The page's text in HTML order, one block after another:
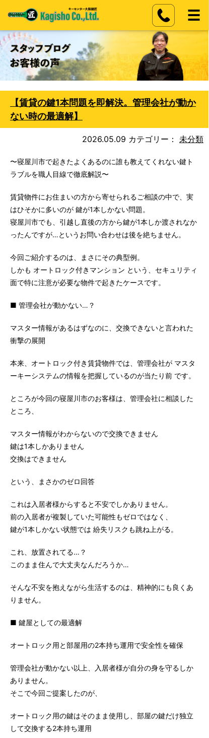
【賃貸の鍵1本問題を即解決。管理会社が動か
ない時の最適解】
2026.05.09 カテゴリー： 未分類
〜寝屋川市で起きたよくあるのに誰も教えてくれない鍵ト
ラブルを職人目線で徹底解説〜
賃貸物件にお住まいの方から寄せられるご相談の中で、実
はひそかに多いのが 鍵が1本しかない問題。
寝屋川市でも、引越し直後の方から鍵が1本しか渡されなか
ったんですが…というお問い合わせは後を絶ちません。
今回ご紹介するのは、まさにその典型例。
しかも オートロック付きマンション という、セキュリティ
面で特に注意が必要な物件で起きたケースです。
■ 管理会社が動かない…？
マスター情報があるはずなのに、交換できないと言われた
衝撃の展開
本来、オートロック付き賃貸物件では、管理会社が マスタ
ーキーシステムの情報を把握しているのが当たり前 です。
ところが今回の寝屋川市のお客様は、管理会社に相談した
ところ、
マスター情報がわからないので交換できません
鍵は1本しかありません
交換はできません
という、まさかのゼロ回答
これは入居者様からすると不安でしかありません。
前の入居者が複製していた可能性もゼロではなく、
鍵が1本しかない状態では 紛失リスクも跳ね上がる。
これ、放置されてる…？
このまま住んで大丈夫なんだろうか…
そんな不安を抱えながら生活するのは、精神的にも良くあ
りません。
■ 鍵屋としての最適解
オートロック用と部屋用の2本持ち運用で安全性を確保
管理会社が動かない以上、入居者様が自分の身を守るしか
ありません。
そこで今回ご提案したのが、
オートロック用の鍵はそのまま使用し、部屋の鍵だけ独立
して交換する2本持ち運用